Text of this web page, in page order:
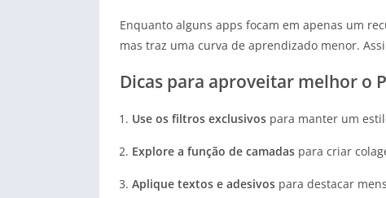
Enquanto alguns apps focam em apenas um
mas traz uma curva de aprendizado menor.
Dicas para aproveitar melhor o
Use os filtros exclusivos para manter um
Explore a função de camadas para criar
Aplique textos e adesivos para destacar